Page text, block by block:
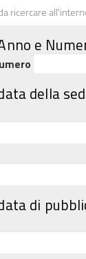
e
della
di